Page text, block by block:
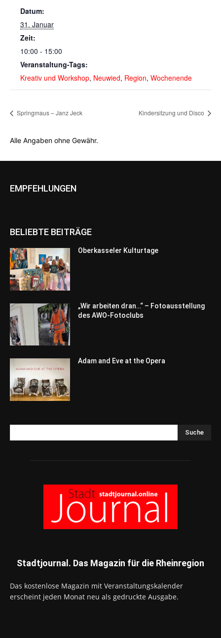
Datum:
31. Januar
Zeit:
10:00 - 15:00
Veranstaltung-Tags:
Kreativ und Workshop, Neuwied, Region, Wochenende
Springmaus – Janz Jeck Kindersitzung und Disco
Alle Angaben ohne Gewähr.
EMPFEHLUNGEN
BELIEBTE BEITRÄGE
Oberkasseler Kulturtage
„Wir arbeiten dran…“ – Fotoausstellung
des AWO-Fotoclubs
Adam and Eve at the Opera
Suche
Stadtjournal. Das Magazin für die Rheinregion
Das kostenlose Magazin mit Veranstaltungskalender
erscheint jeden Monat neu als gedruckte Ausgabe.